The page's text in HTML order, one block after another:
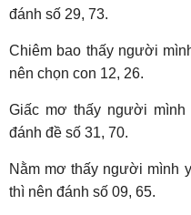
đánh số 29, 73.
Chiêm bao thấy người
nên chọn con 12, 26.
Giấc mơ thấy người
đánh đề số 31, 70.
Nằm mơ thấy người mình
thì nên đánh số 09, 65.